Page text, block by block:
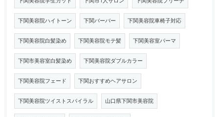
下関美容院ハイトーン 下関バーバー 下関美容院車椅子対応
下関美容院白髪染め 下関美容院モテ髪 下関美容室パーマ
下関市美容室白髪染め 下関美容院ダブルカラー
下関美容院フェード 下関おすすめヘアサロン
下関美容院ツイストスパイラル 山口県下関市美容院